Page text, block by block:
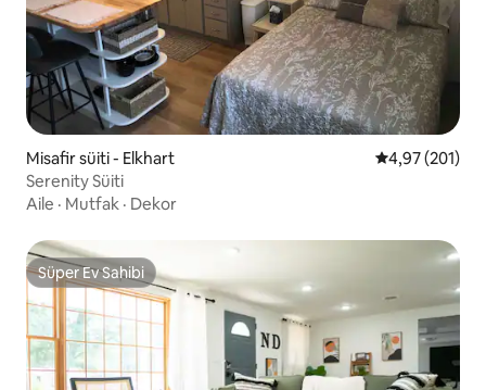
Misafir süiti - Elkhart 5 üzerinden
4,97 (201)
Serenity Süiti
Aile · Mutfak · Dekor
Süper Ev Sahibi
Süper Ev Sahibi